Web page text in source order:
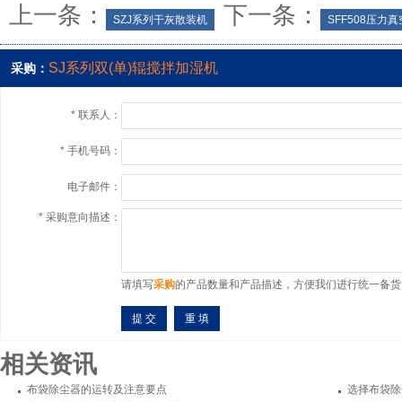
上一条： SZJ系列干灰散装机 下一条： SFF508压力真
采购： SJ系列双(单)辊搅拌加湿机
* 联系人：
* 手机号码：
电子邮件：
* 采购意向描述：
请填写采购的产品数量和产品描述，方便我们进行统一备
相关资讯
布袋除尘器的运转及注意要点
选择布袋